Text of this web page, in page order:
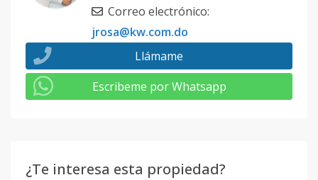
Correo electrónico:
jrosa@kw.com.do
Llámame
Escribeme por Whatsapp
¿Te interesa esta propiedad?